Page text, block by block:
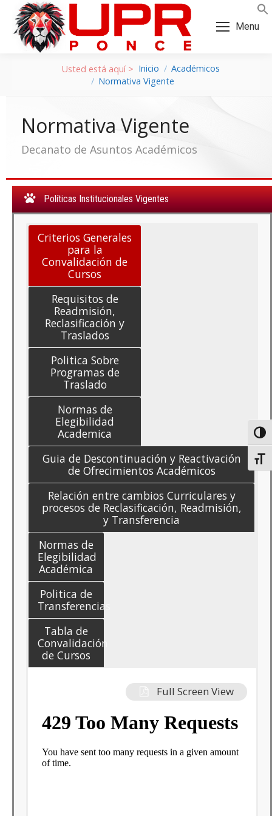
Skip
Content
Skip
navigation
Menu
Inicio
Académicos
Normativa Vigente
Normativa Vigente
Decanato de Asuntos Académicos
Políticas Institucionales Vigentes
Criterios Generales
para la
Convalidación de
Cursos
Requisitos de
Readmisión,
Reclasificación y
Traslados
Politica Sobre
Programas de
Traslado
Normas de
Elegibilidad
Academica
Guia de Descontinuación y Reactivación
de Ofrecimientos Académicos
Relación entre cambios Curriculares y
procesos de Reclasificación, Readmisión,
y Transferencia
Normas de
Elegibilidad
Académica
Politica de
Transferencias
Tabla de
Convalidación
de Cursos
Full Screen View